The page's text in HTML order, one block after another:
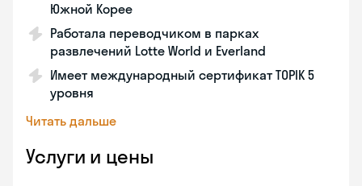
Южной Корее
Работала переводчиком в парках
развлечений Lotte World и Everland
Имеет международный сертификат TOPIK 5
уровня
Читать дальше
Услуги и цены